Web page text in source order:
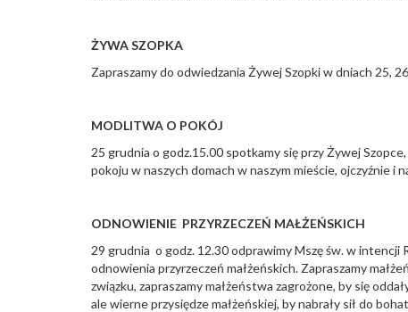
ŻYWA SZOPKA
Zapraszamy do odwiedzania Żywej Szopki w dniach 25,
MODLITWA O POKÓJ
25 grudnia o godz.15.00 spotkamy się przy Żywej
pokoju w naszych domach w naszym mieście, ojczyźnie i
ODNOWIENIE PRZYRZECZEŃ MAŁŻEŃSKICH
29 grudnia o godz. 12.30 odprawimy Mszę św. w intencji
odnowienia przyrzeczeń małżeńskich. Zapraszamy
związku, zapraszamy małżeństwa zagrożone, by się
ale wierne przysiędze małżeńskiej, by nabrały sił do